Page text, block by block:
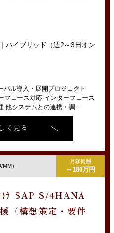
ハイブリッド（週2～3日オン
バル導入・展開プロジェクト
フェース対応 インターフェース
他システムとの連携・調...
く見る
）
月額報酬
～180万円
け SAP S/4HANA
（構想策定・要件